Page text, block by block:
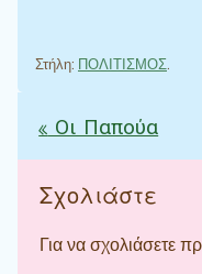
Στήλη: ΠΟΛΙΤΙΣΜΟΣ.
«Οι Παπούα
Σχολιάστε
Για να σχολιάσετε